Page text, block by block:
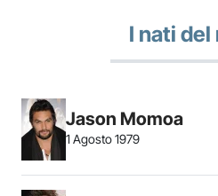
I nati del
Jason Momoa
1 Agosto 1979